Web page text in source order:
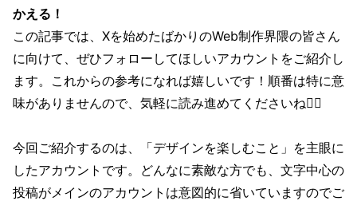
かえる！
この記事では、Xを始めたばかりのWeb制作界隈の皆さん
に向けて、ぜひフォローしてほしいアカウントをご紹介し
ます。これからの参考になれば嬉しいです！順番は特に意
味がありませんので、気軽に読み進めてくださいね🙇‍♂️
今回ご紹介するのは、「デザインを楽しむこと」を主眼に
したアカウントです。どんなに素敵な方でも、文字中心の
投稿がメインのアカウントは意図的に省いていますのでご